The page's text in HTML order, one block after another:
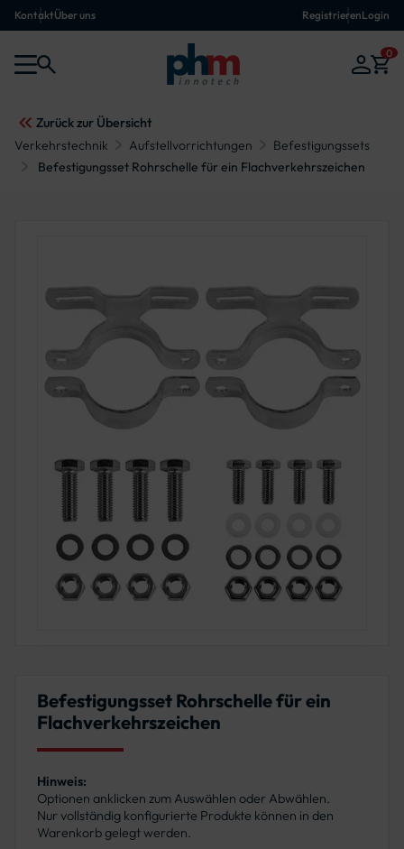
KontaktÜber uns RegistrierenLogin
0
Zurück zur Übersicht
Verkehrstechnik
Aufstellvorrichtungen
Befestigungssets
Befestigungsset Rohrschelle für ein Flachverkehrszeichen
Befestigungsset Rohrschelle für ein
Flachverkehrszeichen
Hinweis:
Optionen anklicken zum Auswählen oder Abwählen.
Nur vollständig konfigurierte Produkte können in den
Warenkorb gelegt werden.